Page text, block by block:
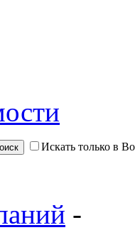
Искать только в
-